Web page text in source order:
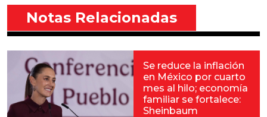
Notas Relacionadas
Se reduce la inflación
en México por cuarto
mes al hilo; economía
familiar se fortalece:
Sheinbaum